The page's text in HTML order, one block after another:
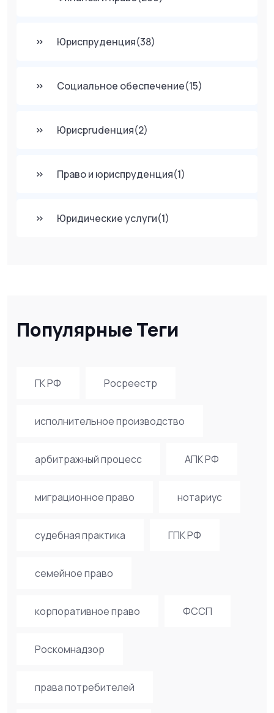
Юриспруденция(38)
Социальное обеспечение(15)
Юрисprudенция(2)
Право и юриспруденция(1)
Юридические услуги(1)
Популярные Теги
ГК РФ Росреестр
исполнительное производство
арбитражный процесс АПК РФ
миграционное право нотариус
судебная практика ГПК РФ
семейное право
корпоративное право ФССП
Роскомнадзор
права потребителей